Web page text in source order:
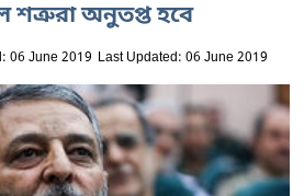
শত্রুরা অনুতপ্ত হবে
06 June 2019 Last Updated: 06 June 2019